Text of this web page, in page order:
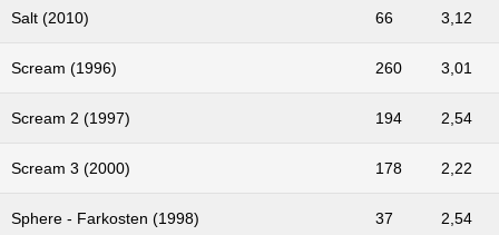
Salt (2010) 66 3,12
Scream (1996) 260 3,01
Scream 2 (1997) 194 2,54
Scream 3 (2000) 178 2,22
Sphere - Farkosten (1998) 37 2,54